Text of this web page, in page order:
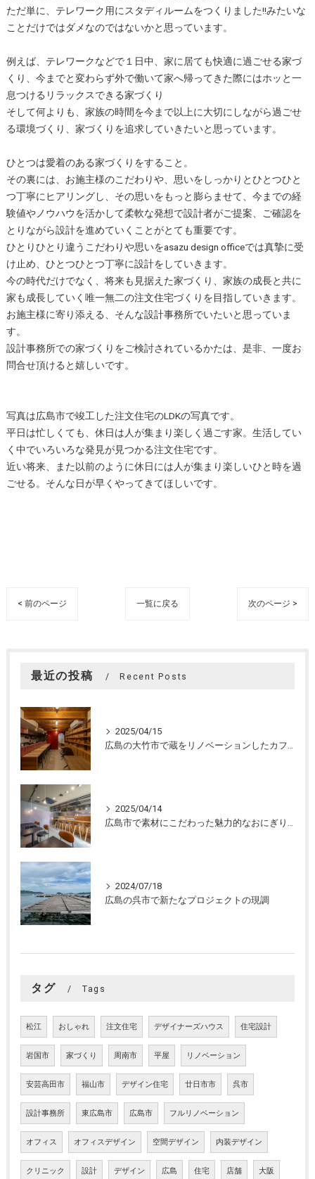
ただ単に、テレワーク用にスタディルームをつくりました!!みたいな
ことだけではダメなのではないかと思っています。
例えば、テレワークなどで１日中、家に居ても快適に過ごせる家づ
くり、今までと変わらず外で働いて家へ帰ってきた際にはホッと一
息つけるリラックスできる家づくり
そして何よりも、家族の時間を今まで以上に大切にしながら過ごせ
る環境づくり、家づくりを追求していきたいと思っています。
ひとつは愛着のある家づくりをすること。
その裏には、お施主様のこだわりや、思いをしっかりとひとつひと
つ丁寧にヒアリングし、その思いをもっと膨らませて、今までの経
験値やノウハウを活かして柔軟な発想で設計者がご提案、ご確認を
とりながら設計を進めていくことがとても重要です。
ひとりひとり違うこだわりや思いをasazu design officeでは真摯に受
け止め、ひとつひとつ丁寧に設計をしていきます。
今の時代だけでなく、将来も見据えた家づくり、家族の成長と共に
家も成長していく唯一無二の注文住宅づくりを目指していきます。
お施主様に寄り添える、そんな設計事務所でいたいと思っていま
す。
設計事務所での家づくりをご検討されているかたは、是非、一度お
問合せ頂けると嬉しいです。
写真は広島市で竣工した注文住宅のLDKの写真です。
平日は忙しくても、休日は人が集まり楽しく過ごす家。生活してい
く中でいろいろな発見が見つかる注文住宅です。
近い将来、また以前のように休日には人が集まり楽しいひと時を過
ごせる。そんな日が早くやってきてほしいです。
< 前のページ 一覧に戻る 次のページ >
最近の投稿 Recent Posts
2025/04/15
2025/04/14
2024/07/18
広島の呉市で新たなプロジェクトの現調
タグ Tags
松江 おしゃれ 注文住宅 デザイナーズハウス 住宅設計
岩国市 家づくり 周南市 平屋 リノベーション
安芸高田市 福山市 デザイン住宅 廿日市市 呉市
設計事務所 東広島市 広島市 フルリノベーション
オフィス オフィスデザイン 空間デザイン 内装デザイン
クリニック 設計 デザイン 広島 住宅 店舗 大阪